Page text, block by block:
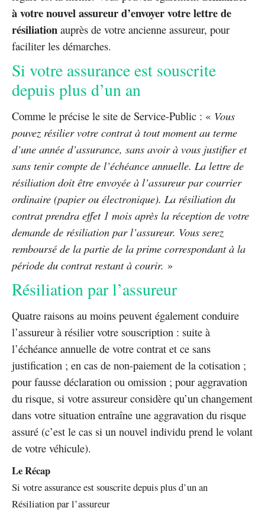
à votre nouvel assureur d’envoyer votre lettre de
résiliation auprès de votre ancienne assureur, pour
faciliter les démarches.
Si votre assurance est souscrite
depuis plus d’un an
Comme le précise le site de Service-Public : « Vous
pouvez résilier votre contrat à tout moment au terme
d’une année d’assurance, sans avoir à vous justifier et
sans tenir compte de l’échéance annuelle. La lettre de
résiliation doit être envoyée à l’assureur par courrier
ordinaire (papier ou électronique). La résiliation du
contrat prendra effet 1 mois après la réception de votre
demande de résiliation par l’assureur. Vous serez
remboursé de la partie de la prime correspondant à la
période du contrat restant à courir. »
Résiliation par l’assureur
Quatre raisons au moins peuvent également conduire
l’assureur à résilier votre souscription : suite à
l’échéance annuelle de votre contrat et ce sans
justification ; en cas de non-paiement de la cotisation ;
pour fausse déclaration ou omission ; pour aggravation
du risque, si votre assureur considère qu’un changement
dans votre situation entraîne une aggravation du risque
assuré (c’est le cas si un nouvel individu prend le volant
de votre véhicule).
Le Récap
Si votre assurance est souscrite depuis plus d’un an
Résiliation par l’assureur